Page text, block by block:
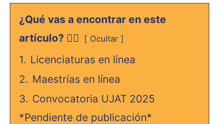
¿Qué vas a encontrar en este
artículo? 👇🏻
Ocultar
1. Licenciaturas en línea
2. Maestrías en línea
3. Convocatoria UJAT 2025
*Pendiente de publicación*